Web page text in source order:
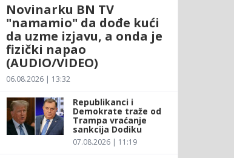
Novinarku BN TV
"namamio" da dođe kući
da uzme izjavu, a onda je
fizički napao
(AUDIO/VIDEO)
06.08.2026 | 13:32
Republikanci i
Demokrate traže od
Trampa vraćanje
sankcija Dodiku
07.08.2026 | 11:19